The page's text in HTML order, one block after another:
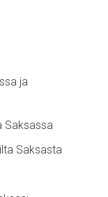
ja
Saksassa
Saksasta